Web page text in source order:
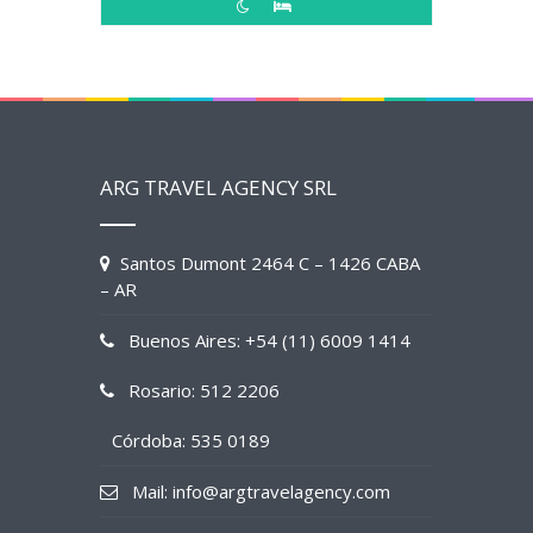
ARG TRAVEL AGENCY SRL
Santos Dumont 2464 C – 1426 CABA
– AR
Buenos Aires: +54 (11) 6009 1414
Rosario: 512 2206
Córdoba: 535 0189
Mail: info@argtravelagency.com